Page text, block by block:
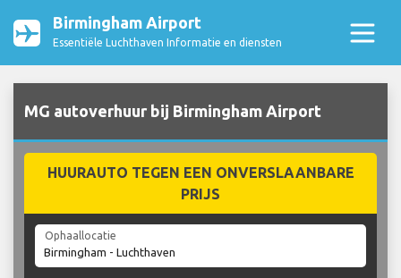
Birmingham Airport
Essentiële Luchthaven Informatie en diensten
MG autoverhuur bij Birmingham Airport
HUURAUTO TEGEN EEN ONVERSLAANBARE
PRIJS
Ophaallocatie